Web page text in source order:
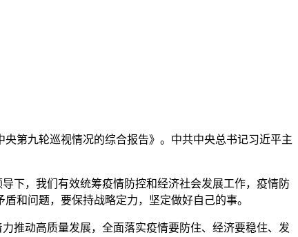
第九轮巡视情况的综合报告》。中共中央总书记习近平主
下，我们有效统筹疫情防控和经济社会发展工作，疫情防
和问题，要保持战略定力，坚定做好自己的事。
推动高质量发展，全面落实疫情要防住、经济要稳住、发